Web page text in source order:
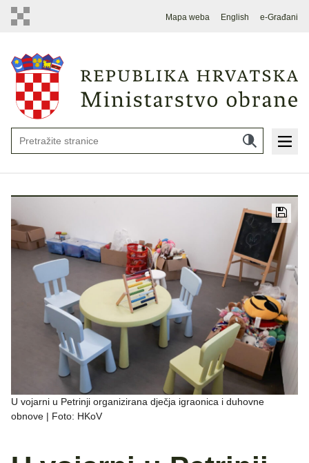
Mapa weba English e-Građani
U vojarni u Petrinji organizirana dječja igraonica i duhovne
obnove | Foto: HKoV